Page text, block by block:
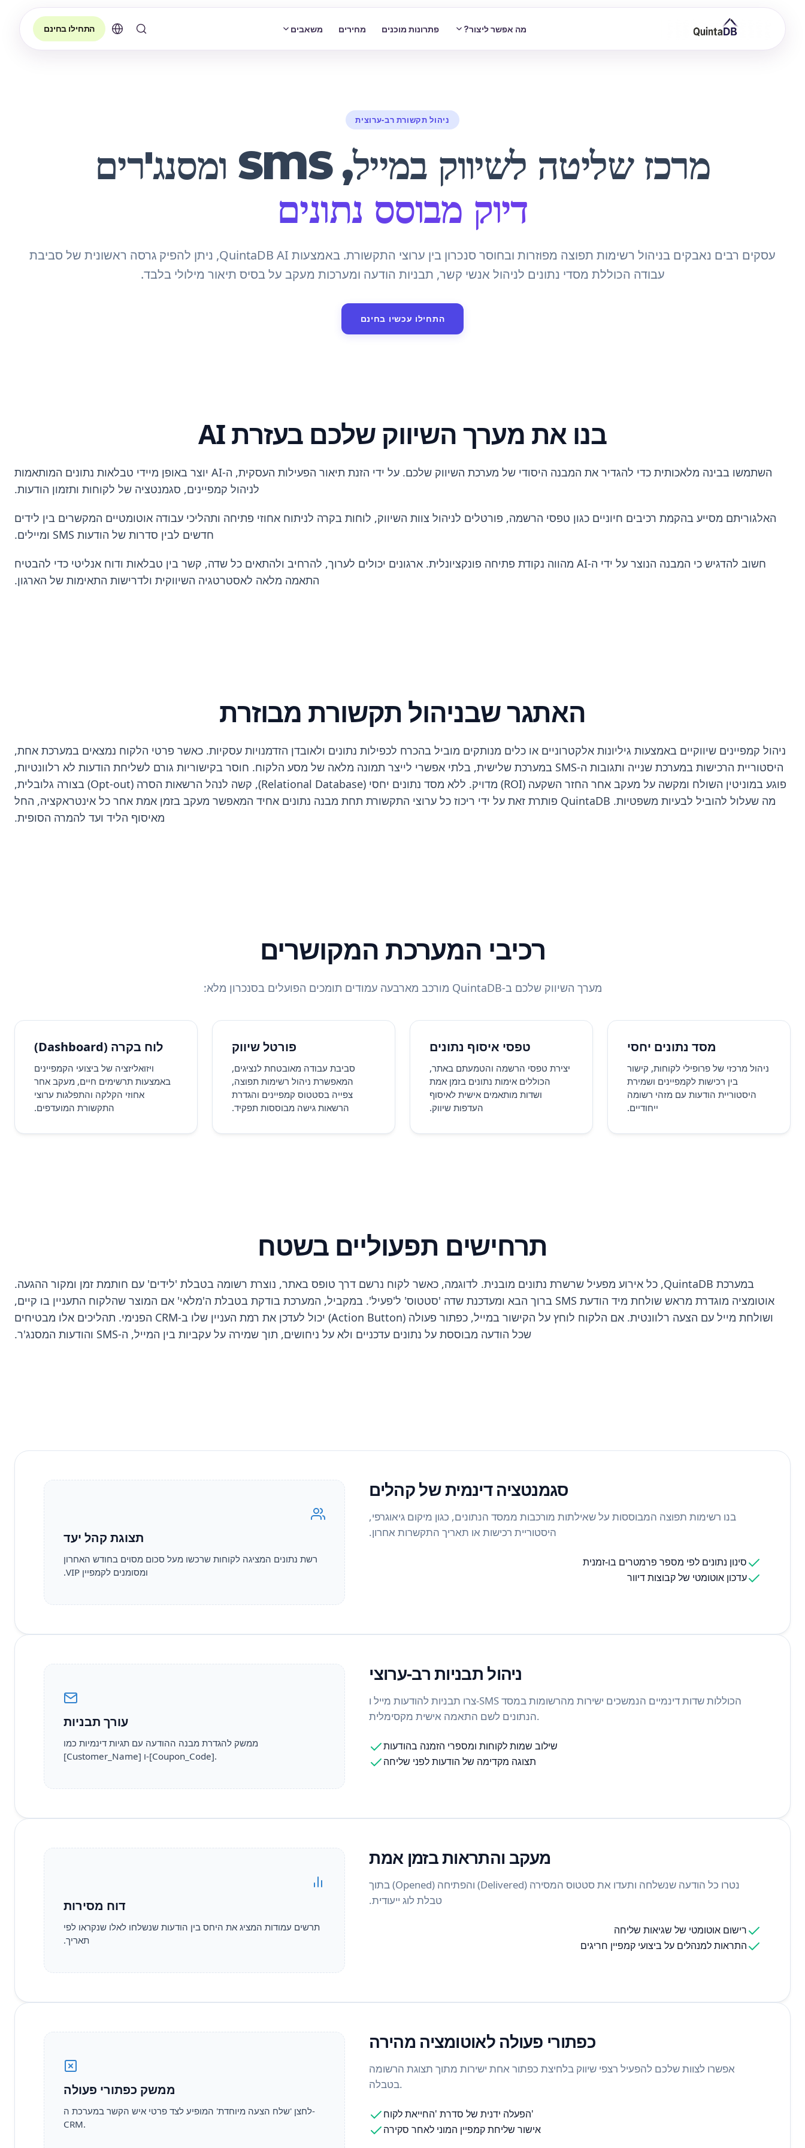
מה אפשר ליצור? פתרונות מוכנים מחירים משאבים התחילו בחינם
ניהול תקשורת רב-ערוצית
מרכז שליטה לשיווק במייל, SMS ומסנג'רים
דיוק מבוסס נתונים
עסקים רבים נאבקים בניהול רשימות תפוצה מפוזרות ובחוסר סנכרון בין ערוצי התקשורת. באמצעות QuintaDB AI, ניתן להפיק גרסה ראשונית של סביבת
עבודה הכוללת מסדי נתונים לניהול אנשי קשר, תבניות הודעה ומערכות מעקב על בסיס תיאור מילולי בלבד.
התחילו עכשיו בחינם
בנו את מערך השיווק שלכם בעזרת AI
השתמשו בבינה מלאכותית כדי להגדיר את המבנה היסודי של מערכת השיווק שלכם. על ידי הזנת תיאור הפעילות העסקית, ה-AI יוצר באופן מיידי טבלאות נתונים המותאמות
לניהול קמפיינים, סגמנטציה של לקוחות ותזמון הודעות.
האלגוריתם מסייע בהקמת רכיבים חיוניים כגון טפסי הרשמה, פורטלים לניהול צוות השיווק, לוחות בקרה לניתוח אחוזי פתיחה ותהליכי עבודה אוטומטיים המקשרים בין לידים
חדשים לבין סדרות של הודעות SMS ומיילים.
חשוב להדגיש כי המבנה הנוצר על ידי ה-AI מהווה נקודת פתיחה פונקציונלית. ארגונים יכולים לערוך, להרחיב ולהתאים כל שדה, קשר בין טבלאות ודוח אנליטי כדי להבטיח
התאמה מלאה לאסטרטגיה השיווקית ולדרישות התאימות של הארגון.
האתגר שבניהול תקשורת מבוזרת
ניהול קמפיינים שיווקיים באמצעות גיליונות אלקטרוניים או כלים מנותקים מוביל בהכרח לכפילות נתונים ולאובדן הזדמנויות עסקיות. כאשר פרטי הלקוח נמצאים במערכת אחת,
היסטוריית הרכישות במערכת שנייה ותגובות ה-SMS במערכת שלישית, בלתי אפשרי לייצר תמונה מלאה של מסע הלקוח. חוסר בקישוריות גורם לשליחת הודעות לא רלוונטיות,
פוגע במוניטין השולח ומקשה על מעקב אחר החזר השקעה (ROI) מדויק. ללא מסד נתונים יחסי (Relational Database), קשה לנהל הרשאות הסרה (Opt-out) בצורה גלובלית,
מה שעלול להוביל לבעיות משפטיות. QuintaDB פותרת זאת על ידי ריכוז כל ערוצי התקשורת תחת מבנה נתונים אחיד המאפשר מעקב בזמן אמת אחר כל אינטראקציה, החל
מאיסוף הליד ועד להמרה הסופית.
רכיבי המערכת המקושרים
מערך השיווק שלכם ב-QuintaDB מורכב מארבעה עמודים תומכים הפועלים בסנכרון מלא:
מסד נתונים יחסי
ניהול מרכזי של פרופילי לקוחות, קישור
בין רכישות לקמפיינים ושמירת
היסטוריית הודעות עם מזהי רשומה
ייחודיים.
טפסי איסוף נתונים
יצירת טפסי הרשמה והטמעתם באתר,
הכוללים אימות נתונים בזמן אמת
ושדות מותאמים אישית לאיסוף
העדפות שיווק.
פורטל שיווק
סביבת עבודה מאובטחת לנציגים,
המאפשרת ניהול רשימות תפוצה,
צפייה בסטטוס קמפיינים והגדרת
הרשאות גישה מבוססות תפקיד.
לוח בקרה (Dashboard)
ויזואליזציה של ביצועי הקמפיינים
באמצעות תרשימים חיים, מעקב אחר
אחוזי הקלקה והתפלגות ערוצי
התקשורת המועדפים.
תרחישים תפעוליים בשטח
במערכת QuintaDB, כל אירוע מפעיל שרשרת נתונים מובנית. לדוגמה, כאשר לקוח נרשם דרך טופס באתר, נוצרת רשומה בטבלת 'לידים' עם חותמת זמן ומקור ההגעה.
אוטומציה מוגדרת מראש שולחת מיד הודעת SMS ברוך הבא ומעדכנת שדה 'סטטוס' ל'פעיל'. במקביל, המערכת בודקת בטבלת ה'מלאי' אם המוצר שהלקוח התעניין בו קיים,
ושולחת מייל עם הצעה רלוונטית. אם הלקוח לוחץ על הקישור במייל, כפתור פעולה (Action Button) יכול לעדכן את רמת העניין שלו ב-CRM הפנימי. תהליכים אלו מבטיחים
שכל הודעה מבוססת על נתונים עדכניים ולא על ניחושים, תוך שמירה על עקביות בין המייל, ה-SMS והודעות המסנג'ר.
סגמנטציה דינמית של קהלים
בנו רשימות תפוצה המבוססות על שאילתות מורכבות ממסד הנתונים, כגון מיקום גיאוגרפי,
היסטוריית רכישות או תאריך התקשרות אחרון.
סינון נתונים לפי מספר פרמטרים בו-זמנית
עדכון אוטומטי של קבוצות דיוור
תצוגת קהל יעד
רשת נתונים המציגה לקוחות שרכשו מעל סכום מסוים בחודש האחרון
ומסומנים לקמפיין VIP.
ניהול תבניות רב-ערוצי
צרו תבניות להודעות מייל ו-SMS הכוללות שדות דינמיים הנמשכים ישירות מהרשומות במסד
הנתונים לשם התאמה אישית מקסימלית.
שילוב שמות לקוחות ומספרי הזמנה בהודעות
תצוגה מקדימה של הודעות לפני שליחה
עורך תבניות
ממשק להגדרת מבנה ההודעה עם תגיות דינמיות כמו
[Customer_Name] ו-[Coupon_Code].
מעקב והתראות בזמן אמת
נטרו כל הודעה שנשלחה ותעדו את סטטוס המסירה (Delivered) והפתיחה (Opened) בתוך
טבלת לוג ייעודית.
רישום אוטומטי של שגיאות שליחה
התראות למנהלים על ביצועי קמפיין חריגים
דוח מסירות
תרשים עמודות המציג את היחס בין הודעות שנשלחו לאלו שנקראו לפי
תאריך.
כפתורי פעולה לאוטומציה מהירה
אפשרו לצוות שלכם להפעיל רצפי שיווק בלחיצת כפתור אחת ישירות מתוך תצוגת הרשומה
בטבלה.
הפעלה ידנית של סדרת 'החייאת לקוח'
אישור שליחת קמפיין המוני לאחר סקירה
ממשק כפתורי פעולה
לחצן 'שלח הצעה מיוחדת' המופיע לצד פרטי איש הקשר במערכת ה-
CRM.